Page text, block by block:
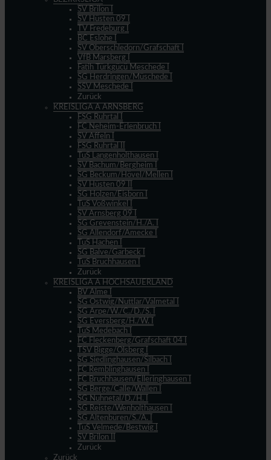
SV Brilon I
SV Hüsten 09 I
TV Fredeburg I
BC Eslohe I
SV Oberschledorn/Grafschaft I
VfB Marsberg I
Fatih Türkgücü Meschede I
SG Herdringen/Müschede I
SSV Meschede I
Zurück
KREISLIGA A ARNSBERG
FSG Ruhrtal I
FC Neheim-Erlenbruch I
SV Affeln I
FSG Ruhrtal II
TuS Langenholthausen I
SV Bachum/Bergheim I
SG Beckum/Hövel/Mellen I
SV Hüsten 09 II
SG Holzen/Eisborn I
TuS Voßwinkel I
SV Arnsberg 09 I
SG Grevenstein/H./A. I
SG Allendorf/Amecke I
TuS Hachen I
SG Balve/Garbeck I
TuS Bruchhausen I
Zurück
KREISLIGA A HOCHSAUERLAND
BV Alme I
SG Ostwig/Nuttlar/Valmetal I
SG Arpe/W./C./D./S. I
SG Eversberg/H./W. I
TuS Medebach I
FC Fleckenberg/Grafschaft 04 I
TSV Bigge/Olsberg I
SG Siedlinghausen/Silbach I
FC Remblinghausen I
FC Bruchhausen/Elleringhausen I
SG Berge/Calle/Wallen I
SG Nuhnetal/D./H. I
SG Reiste/Wenholthausen I
SG Altenbüren/S./A. I
TuS Velmede/Bestwig I
SV Brilon II
Zurück
Zurück